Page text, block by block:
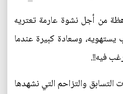
من أجل نشوة عارمة تعتريه
وسعادة كبيرة عندما
فيه!!.
التسابق والتزاحم التي نشهدها